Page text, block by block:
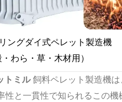
ングダイ式ペレット製造機
・わら・草・木材用）
トミル飼料ペレット製造機は
性と一貫性で知られるこの